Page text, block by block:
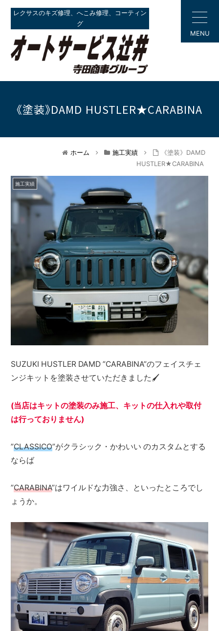
レクサスのキズ修理、へこみ修理、コーティン
グ
MENU
《塗装》DAMD HUSTLER★CARABINA
ホーム 施工実績
《塗装》DAMD
HUSTLER★CARABINA
施工実績
SUZUKI HUSTLER DAMD ”CARABINA”のフェイスチェ
ンジキットを塗装させていただきました🖌
(当店はキットの塗装のみ施工、キットの仕入れや取付
は行っておりません)
”CLASSICO”がクラシック・かわいい のカスタムとする
ならば
”CARABINA”はワイルドな力強さ、といったところでし
ょうか。